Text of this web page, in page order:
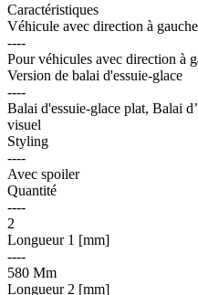
Caractéristiques
Véhicule avec direction à
----
Pour véhicules avec direction à
Version de balai d'essuie-glace
----
Balai d'essuie-glace plat, Balai
visuel
Styling
----
Avec spoiler
Quantité
----
2
Longueur 1 [mm]
----
580 Mm
Longueur 2 [mm]